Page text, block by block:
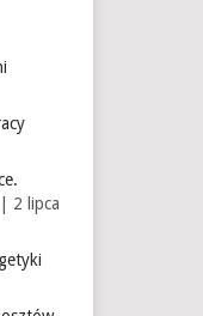
| 2 lipca